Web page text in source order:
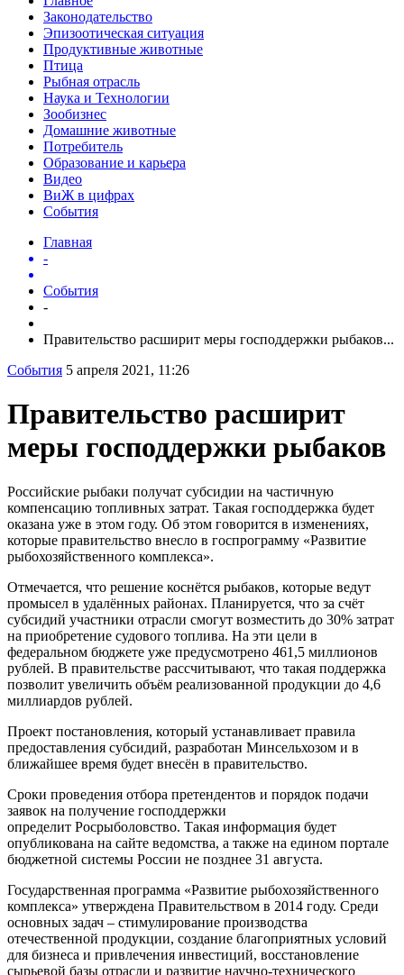
Законодательство
Эпизоотическая ситуация
Продуктивные животные
Птица
Рыбная отрасль
Наука и Технологии
Зообизнес
Домашние животные
Потребитель
Образование и карьера
Видео
ВиЖ в цифрах
События
Главная
-
События
-
Правительство расширит меры господдержки рыбаков...
События 5 апреля 2021, 11:26
Правительство расширит
меры господдержки рыбаков
Российские рыбаки получат субсидии на частичную
компенсацию топливных затрат. Такая господдержка будет
оказана уже в этом году. Об этом говорится в изменениях,
которые правительство внесло в госпрограмму «Развитие
рыбохозяйственного комплекса».
Отмечается, что решение коснётся рыбаков, которые ведут
промысел в удалённых районах. Планируется, что за счёт
субсидий участники отрасли смогут возместить до 30% затрат
на приобретение судового топлива. На эти цели в
федеральном бюджете уже предусмотрено 461,5 миллионов
рублей. В правительстве рассчитывают, что такая поддержка
позволит увеличить объём реализованной продукции до 4,6
миллиардов рублей.
Проект постановления, который устанавливает правила
предоставления субсидий, разработан Минсельхозом и в
ближайшее время будет внесён в правительство.
Сроки проведения отбора претендентов и порядок подачи
заявок на получение господдержки
определит Росрыболовство. Такая информация будет
опубликована на сайте ведомства, а также на едином портале
бюджетной системы России не позднее 31 августа.
Государственная программа «Развитие рыбохозяйственного
комплекса» утверждена Правительством в 2014 году. Среди
основных задач – стимулирование производства
отечественной продукции, создание благоприятных условий
для бизнеса и привлечения инвестиций, восстановление
сырьевой базы отрасли и развитие научно-технического